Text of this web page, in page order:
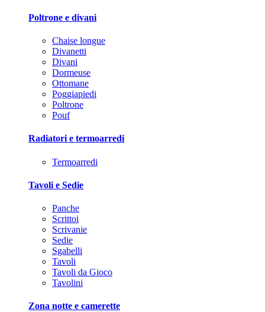
Poltrone e divani
Chaise longue
Divanetti
Divani
Dormeuse
Ottomane
Poggiapiedi
Poltrone
Pouf
Radiatori e termoarredi
Termoarredi
Tavoli e Sedie
Panche
Scrittoi
Scrivanie
Sedie
Sgabelli
Tavoli
Tavoli da Gioco
Tavolini
Zona notte e camerette